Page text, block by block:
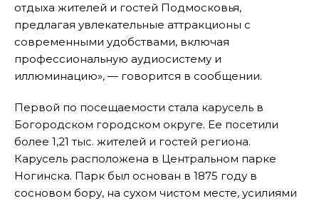
отдыха жителей и гостей Подмосковья,
предлагая увлекательные аттракционы с
современными удобствами, включая
профессиональную аудиосистему и
иллюминацию», — говорится в сообщении.
Первой по посещаемости стала карусель в
Богородском городском округе. Ее посетили
более 1,21 тыс. жителей и гостей региона.
Карусель расположена в Центральном парке
Ногинска. Парк был основан в 1875 году в
сосновом бору, на сухом чистом месте, усилиями